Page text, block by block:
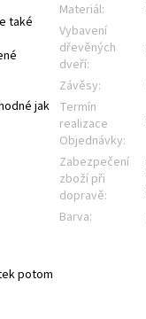
také
jak
potom
Materiál:
Vybavení
dřevěných
dveří:
Závěsy:
Termín
realizace
Objednávky:
Zabezpečení
zboží při
dopravě:
Barva: